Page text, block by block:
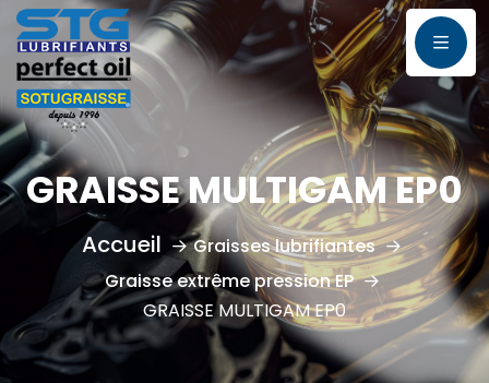
GRAISSE MULTIGAM EP0
Graisses lubrifiantes
Graisse extrême pression EP
GRAISSE MULTIGAM EP0